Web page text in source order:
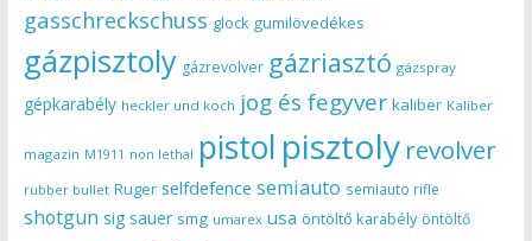
gasschreckschuss glock gumilövedékes
gázpisztoly gázrevolver gázriasztó gázspray
gépkarabély heckler und koch jog és fegyver kaliber Kaliber
magazin M1911 non lethal pistol pisztoly revolver
rubber bullet Ruger selfdefence semiauto semiauto rifle
shotgun sig sauer smg umarex usa öntöltő karabély öntöltő